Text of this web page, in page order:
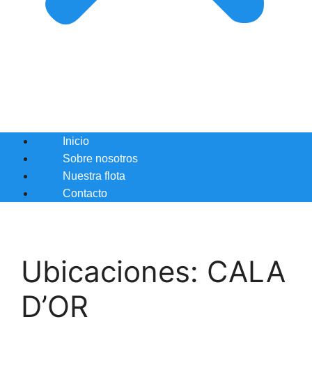
Inicio
Sobre nosotros
Nuestra flota
Contacto
Ubicaciones: CALA
D’OR